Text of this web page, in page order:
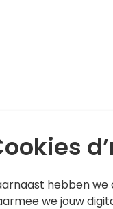
hebben we
we jouw